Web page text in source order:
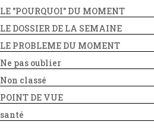
LE "POURQUOI" DU MOMENT
LE DOSSIER DE LA SEMAINE
LE PROBLEME DU MOMENT
Ne pas oublier
Non classé
POINT DE VUE
santé